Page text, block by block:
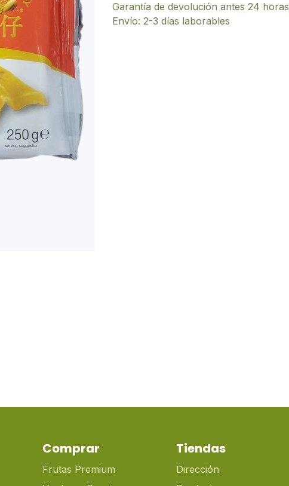
Garantía de devolución antes 24 horas
Envío: 2-3 días laborables
Tiendas
Dirección
Comprar
Frutas Premium